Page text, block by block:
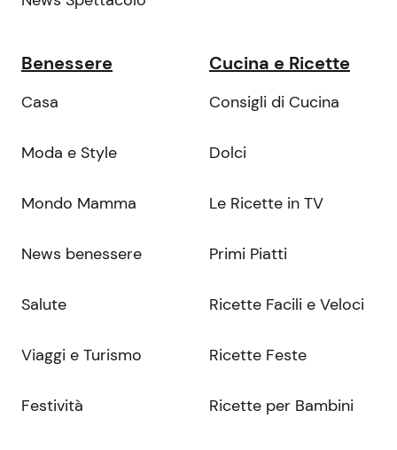
Benessere
Casa
Moda e Style
Mondo Mamma
News benessere
Salute
Viaggi e Turismo
Festività
Cucina e Ricette
Consigli di Cucina
Dolci
Le Ricette in TV
Primi Piatti
Ricette Facili e Veloci
Ricette Feste
Ricette per Bambini